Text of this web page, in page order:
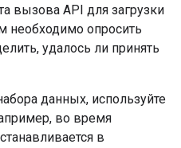
вызова API для загрузки
необходимо опросить
удалось ли принять
данных, используйте
во время
в